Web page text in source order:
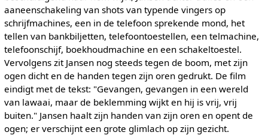
aaneenschakeling van shots van typende vingers op
schrijfmachines, een in de telefoon sprekende mond, het
tellen van bankbiljetten, telefoontoestellen, een telmachine,
telefoonschijf, boekhoudmachine en een schakeltoestel.
Vervolgens zit Jansen nog steeds tegen de boom, met zijn
ogen dicht en de handen tegen zijn oren gedrukt. De film
eindigt met de tekst: "Gevangen, gevangen in een wereld
van lawaai, maar de beklemming wijkt en hij is vrij, vrij
buiten." Jansen haalt zijn handen van zijn oren en opent de
ogen; er verschijnt een grote glimlach op zijn gezicht.